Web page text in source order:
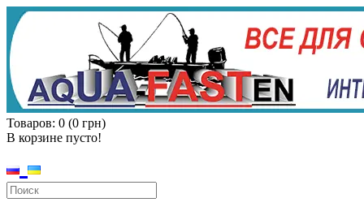
Товаров: 0 (0 грн)
В корзине пусто!